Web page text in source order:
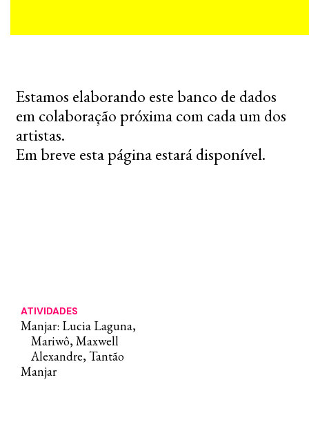
ATIVIDADES
Manjar: Lucia Laguna,
Mariwô, Maxwell
Alexandre, Tantão
Manjar
Estamos elaborando este banco de dados
em colaboração próxima com cada um dos
artistas.
Em breve esta página estará disponível.